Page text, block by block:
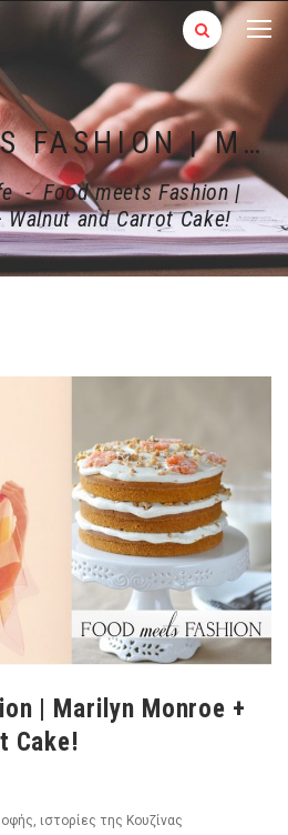
FOOD MEETS FASHION | MARILYN MONROE + WALNUT AND CARROT CAKE!
- Food meets Fashion |
and Carrot Cake!
| Marilyn Monroe +
Cake!
ιστορίες της Κουζίνας